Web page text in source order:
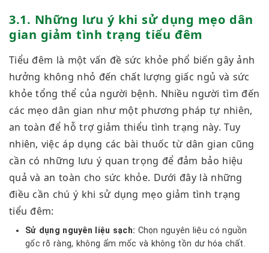
3.1. Những lưu ý khi sử dụng mẹo dân
gian giảm tình trạng tiểu đêm
Tiểu đêm là một vấn đề sức khỏe phổ biến gây ảnh
hưởng không nhỏ đến chất lượng giấc ngủ và sức
khỏe tổng thể của người bệnh. Nhiều người tìm đến
các mẹo dân gian như một phương pháp tự nhiên,
an toàn để hỗ trợ giảm thiểu tình trạng này. Tuy
nhiên, việc áp dụng các bài thuốc từ dân gian cũng
cần có những lưu ý quan trọng để đảm bảo hiệu
quả và an toàn cho sức khỏe. Dưới đây là những
điều cần chú ý khi sử dụng mẹo giảm tình trạng
tiểu đêm:
Sử dụng nguyên liệu sạch: Chọn nguyên liệu có nguồn
gốc rõ ràng, không ẩm mốc và không tồn dư hóa chất.